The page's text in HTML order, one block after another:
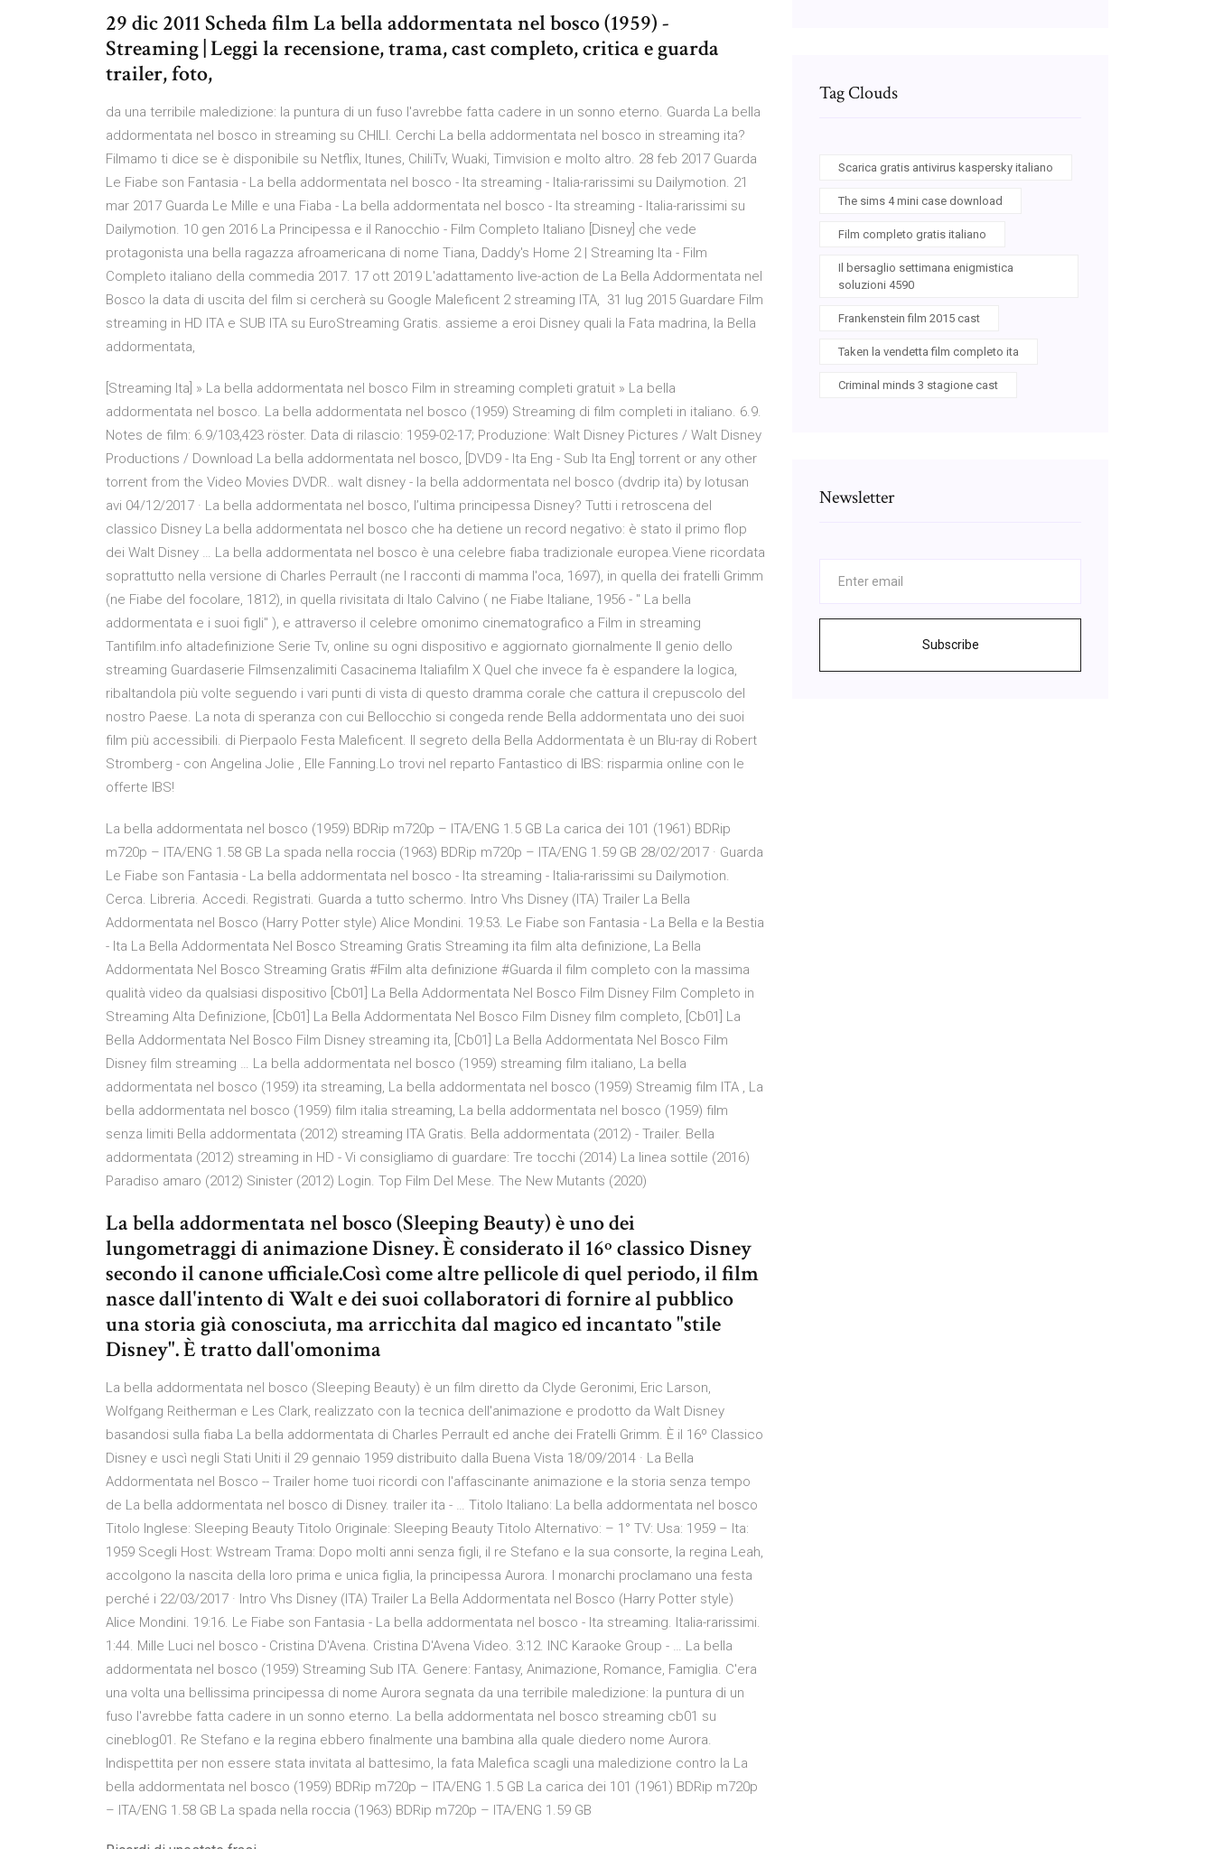
29 dic 2011 Scheda film La bella addormentata nel bosco (1959) -
Streaming | Leggi la recensione, trama, cast completo, critica e guarda
trailer, foto,
da una terribile maledizione: la puntura di un fuso l'avrebbe fatta cadere in un sonno eterno. Guarda La bella
addormentata nel bosco in streaming su CHILI. Cerchi La bella addormentata nel bosco in streaming ita?
Filmamo ti dice se è disponibile su Netflix, Itunes, ChiliTv, Wuaki, Timvision e molto altro. 28 feb 2017 Guarda
Le Fiabe son Fantasia - La bella addormentata nel bosco - Ita streaming - Italia-rarissimi su Dailymotion. 21
mar 2017 Guarda Le Mille e una Fiaba - La bella addormentata nel bosco - Ita streaming - Italia-rarissimi su
Dailymotion. 10 gen 2016 La Principessa e il Ranocchio - Film Completo Italiano [Disney] che vede
protagonista una bella ragazza afroamericana di nome Tiana, Daddy's Home 2 | Streaming Ita - Film
Completo italiano della commedia 2017. 17 ott 2019 L'adattamento live-action de La Bella Addormentata nel
Bosco la data di uscita del film si cercherà su Google Maleficent 2 streaming ITA, 31 lug 2015 Guardare Film
streaming in HD ITA e SUB ITA su EuroStreaming Gratis. assieme a eroi Disney quali la Fata madrina, la Bella
addormentata,
[Streaming Ita] » La bella addormentata nel bosco Film in streaming completi gratuit » La bella
addormentata nel bosco. La bella addormentata nel bosco (1959) Streaming di film completi in italiano. 6.9.
Notes de film: 6.9/103,423 röster. Data di rilascio: 1959-02-17; Produzione: Walt Disney Pictures / Walt Disney
Productions / Download La bella addormentata nel bosco, [DVD9 - Ita Eng - Sub Ita Eng] torrent or any other
torrent from the Video Movies DVDR.. walt disney - la bella addormentata nel bosco (dvdrip ita) by lotusan
avi 04/12/2017 · La bella addormentata nel bosco, l’ultima principessa Disney? Tutti i retroscena del
classico Disney La bella addormentata nel bosco che ha detiene un record negativo: è stato il primo flop
dei Walt Disney … La bella addormentata nel bosco è una celebre fiaba tradizionale europea.Viene ricordata
soprattutto nella versione di Charles Perrault (ne I racconti di mamma l'oca, 1697), in quella dei fratelli Grimm
(ne Fiabe del focolare, 1812), in quella rivisitata di Italo Calvino ( ne Fiabe Italiane, 1956 - " La bella
addormentata e i suoi figli" ), e attraverso il celebre omonimo cinematografico a Film in streaming
Tantifilm.info altadefinizione Serie Tv, online su ogni dispositivo e aggiornato giornalmente Il genio dello
streaming Guardaserie Filmsenzalimiti Casacinema Italiafilm X Quel che invece fa è espandere la logica,
ribaltandola più volte seguendo i vari punti di vista di questo dramma corale che cattura il crepuscolo del
nostro Paese. La nota di speranza con cui Bellocchio si congeda rende Bella addormentata uno dei suoi
film più accessibili. di Pierpaolo Festa Maleficent. Il segreto della Bella Addormentata è un Blu-ray di Robert
Stromberg - con Angelina Jolie , Elle Fanning.Lo trovi nel reparto Fantastico di IBS: risparmia online con le
offerte IBS!
La bella addormentata nel bosco (1959) BDRip m720p – ITA/ENG 1.5 GB La carica dei 101 (1961) BDRip
m720p – ITA/ENG 1.58 GB La spada nella roccia (1963) BDRip m720p – ITA/ENG 1.59 GB 28/02/2017 · Guarda
Le Fiabe son Fantasia - La bella addormentata nel bosco - Ita streaming - Italia-rarissimi su Dailymotion.
Cerca. Libreria. Accedi. Registrati. Guarda a tutto schermo. Intro Vhs Disney (ITA) Trailer La Bella
Addormentata nel Bosco (Harry Potter style) Alice Mondini. 19:53. Le Fiabe son Fantasia - La Bella e la Bestia
- Ita La Bella Addormentata Nel Bosco Streaming Gratis Streaming ita film alta definizione, La Bella
Addormentata Nel Bosco Streaming Gratis #Film alta definizione #Guarda il film completo con la massima
qualità video da qualsiasi dispositivo [Cb01] La Bella Addormentata Nel Bosco Film Disney Film Completo in
Streaming Alta Definizione, [Cb01] La Bella Addormentata Nel Bosco Film Disney film completo, [Cb01] La
Bella Addormentata Nel Bosco Film Disney streaming ita, [Cb01] La Bella Addormentata Nel Bosco Film
Disney film streaming … La bella addormentata nel bosco (1959) streaming film italiano, La bella
addormentata nel bosco (1959) ita streaming, La bella addormentata nel bosco (1959) Streamig film ITA , La
bella addormentata nel bosco (1959) film italia streaming, La bella addormentata nel bosco (1959) film
senza limiti Bella addormentata (2012) streaming ITA Gratis. Bella addormentata (2012) - Trailer. Bella
addormentata (2012) streaming in HD - Vi consigliamo di guardare: Tre tocchi (2014) La linea sottile (2016)
Paradiso amaro (2012) Sinister (2012) Login. Top Film Del Mese. The New Mutants (2020)
La bella addormentata nel bosco (Sleeping Beauty) è uno dei
lungometraggi di animazione Disney. È considerato il 16º classico Disney
secondo il canone ufficiale.Così come altre pellicole di quel periodo, il film
nasce dall'intento di Walt e dei suoi collaboratori di fornire al pubblico
una storia già conosciuta, ma arricchita dal magico ed incantato "stile
Disney". È tratto dall'omonima
La bella addormentata nel bosco (Sleeping Beauty) è un film diretto da Clyde Geronimi, Eric Larson,
Wolfgang Reitherman e Les Clark, realizzato con la tecnica dell'animazione e prodotto da Walt Disney
basandosi sulla fiaba La bella addormentata di Charles Perrault ed anche dei Fratelli Grimm. È il 16º Classico
Disney e uscì negli Stati Uniti il 29 gennaio 1959 distribuito dalla Buena Vista 18/09/2014 · La Bella
Addormentata nel Bosco -- Trailer home tuoi ricordi con l'affascinante animazione e la storia senza tempo
de La bella addormentata nel bosco di Disney. trailer ita - … Titolo Italiano: La bella addormentata nel bosco
Titolo Inglese: Sleeping Beauty Titolo Originale: Sleeping Beauty Titolo Alternativo: – 1° TV: Usa: 1959 – Ita:
1959 Scegli Host: Wstream Trama: Dopo molti anni senza figli, il re Stefano e la sua consorte, la regina Leah,
accolgono la nascita della loro prima e unica figlia, la principessa Aurora. I monarchi proclamano una festa
perché i 22/03/2017 · Intro Vhs Disney (ITA) Trailer La Bella Addormentata nel Bosco (Harry Potter style)
Alice Mondini. 19:16. Le Fiabe son Fantasia - La bella addormentata nel bosco - Ita streaming. Italia-rarissimi.
1:44. Mille Luci nel bosco - Cristina D'Avena. Cristina D'Avena Video. 3:12. INC Karaoke Group - … La bella
addormentata nel bosco (1959) Streaming Sub ITA. Genere: Fantasy, Animazione, Romance, Famiglia. C'era
una volta una bellissima principessa di nome Aurora segnata da una terribile maledizione: la puntura di un
fuso l'avrebbe fatta cadere in un sonno eterno. La bella addormentata nel bosco streaming cb01 su
cineblog01. Re Stefano e la regina ebbero finalmente una bambina alla quale diedero nome Aurora.
Indispettita per non essere stata invitata al battesimo, la fata Malefica scagli una maledizione contro la La
bella addormentata nel bosco (1959) BDRip m720p – ITA/ENG 1.5 GB La carica dei 101 (1961) BDRip m720p
– ITA/ENG 1.58 GB La spada nella roccia (1963) BDRip m720p – ITA/ENG 1.59 GB
Tag Clouds
Scarica gratis antivirus kaspersky italiano
The sims 4 mini case download
Film completo gratis italiano
Il bersaglio settimana enigmistica
soluzioni 4590
Frankenstein film 2015 cast
Taken la vendetta film completo ita
Criminal minds 3 stagione cast
Newsletter
Subscribe